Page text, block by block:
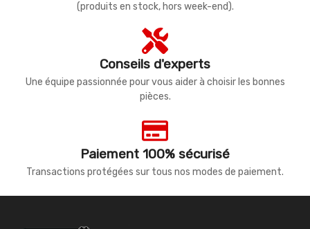
(produits en stock, hors week-end).
Conseils d'experts
Une équipe passionnée pour vous aider à choisir les bonnes
pièces.
Paiement 100% sécurisé
Transactions protégées sur tous nos modes de paiement.